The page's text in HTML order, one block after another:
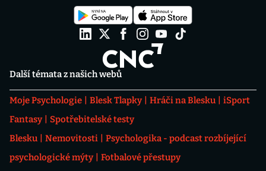
Další témata z našich webů
Moje Psychologie Blesk Tlapky Hráči na Blesku
iSport
Fantasy
Spotřebitelské testy
Blesku
Nemovitosti
Psychologika - podcast rozbíjející
psychologické mýty
Fotbalové přestupy